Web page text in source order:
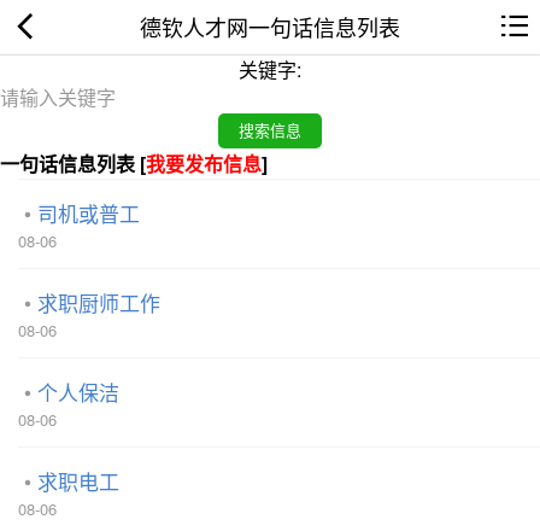
德钦人才网一句话信息列表
关键字:
一句话信息列表 [我要发布信息]
司机或普工
08-06
求职厨师工作
08-06
个人保洁
08-06
求职电工
08-06